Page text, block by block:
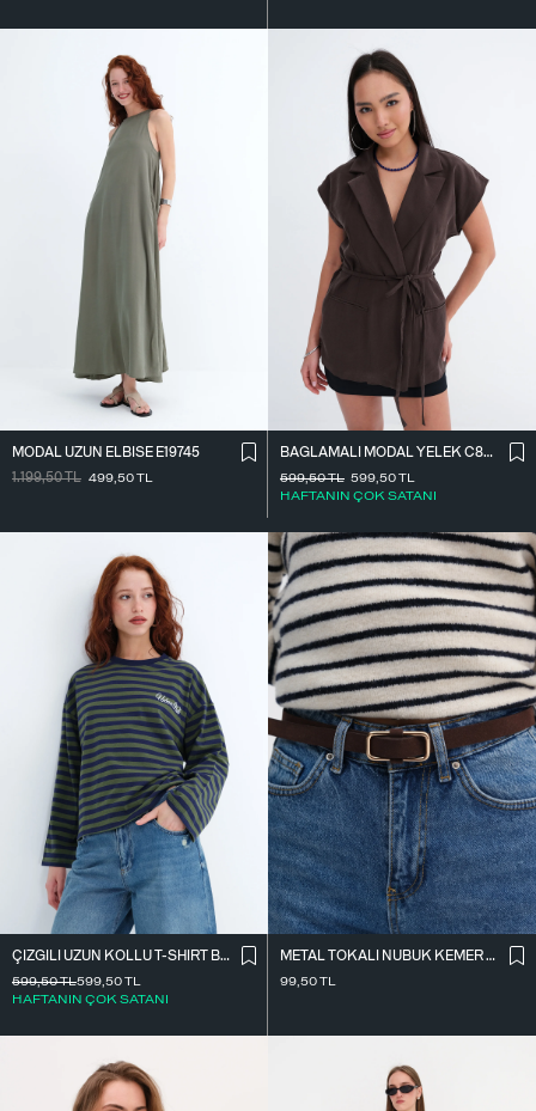
MODAL UZUN ELBISE E19745
1.199,50TL 499,50TL
BAĞLAMALI MODAL YELEK C8021
599,50TL
HAFTANIN ÇOK SATANI
599,50TL
ÇIZGILI UZUN KOLLU T-SHIRT B10644
599,50TL
HAFTANIN ÇOK SATANI
599,50TL
METAL TOKALI NUBUK KEMER K2004-1
99,50TL